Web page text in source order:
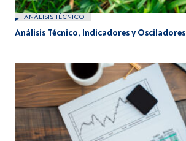
ANÁLISIS TÉCNICO
Análisis Técnico, Indicadores y Osciladores